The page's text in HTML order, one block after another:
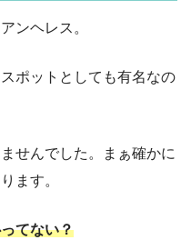
ンヘレス。
ポットとしても有名なの
せんでした。まぁ確かに
ます。
てない？